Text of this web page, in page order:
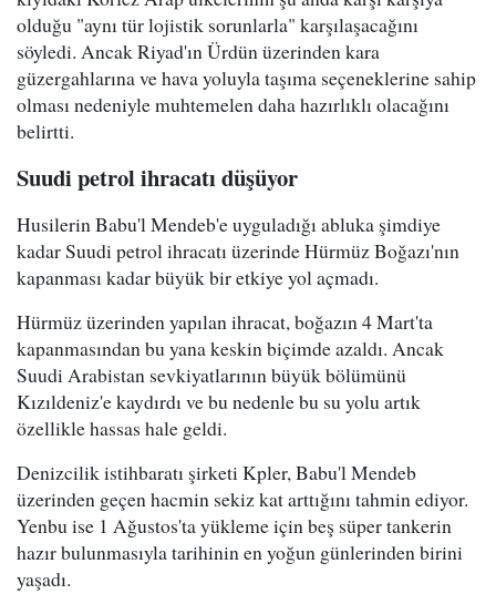
olduğu "aynı tür lojistik sorunlarla" karşılaşacağını
söyledi. Ancak Riyad'ın Ürdün üzerinden kara
güzergahlarına ve hava yoluyla taşıma seçeneklerine sahip
olması nedeniyle muhtemelen daha hazırlıklı olacağını
belirtti.
Suudi petrol ihracatı düşüyor
Husilerin Babu'l Mendeb'e uyguladığı abluka şimdiye
kadar Suudi petrol ihracatı üzerinde Hürmüz Boğazı'nın
kapanması kadar büyük bir etkiye yol açmadı.
Hürmüz üzerinden yapılan ihracat, boğazın 4 Mart'ta
kapanmasından bu yana keskin biçimde azaldı. Ancak
Suudi Arabistan sevkiyatlarının büyük bölümünü
Kızıldeniz'e kaydırdı ve bu nedenle bu su yolu artık
özellikle hassas hale geldi.
Denizcilik istihbaratı şirketi Kpler, Babu'l Mendeb
üzerinden geçen hacmin sekiz kat arttığını tahmin ediyor.
Yenbu ise 1 Ağustos'ta yükleme için beş süper tankerin
hazır bulunmasıyla tarihinin en yoğun günlerinden birini
yaşadı.